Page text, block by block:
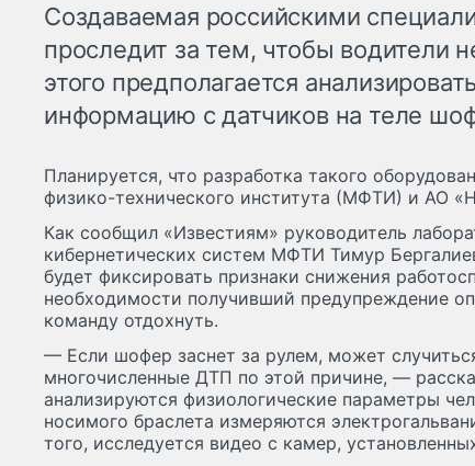
Создаваемая российскими
проследит за тем, чтобы водители
этого предполагается
информацию с датчиков на теле
Планируется, что разработка такого
физико-технического института (МФТИ) и АО
Как сообщил «Известиям» руководитель
кибернетических систем МФТИ Тимур
будет фиксировать признаки снижения
необходимости получивший предупреждение
команду отдохнуть.
— Если шофер заснет за рулем, может
многочисленные ДТП по этой причине, —
анализируются физиологические параметры
носимого браслета измеряются
того, исследуется видео с камер,